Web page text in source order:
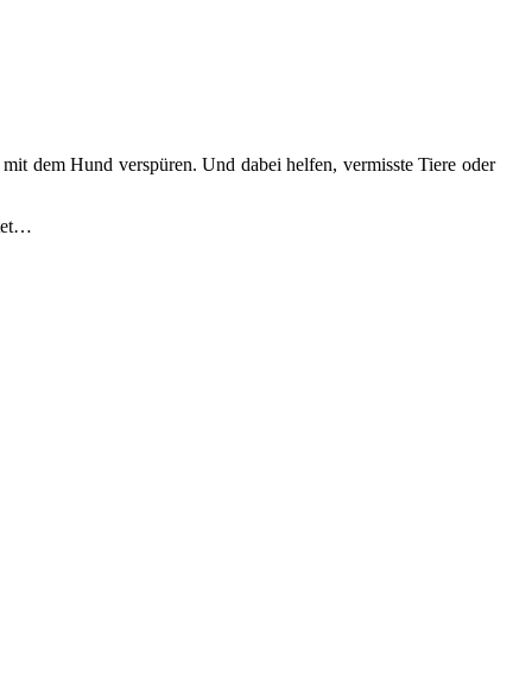
dem Hund verspüren. Und dabei helfen, vermisste Tiere oder